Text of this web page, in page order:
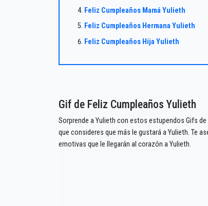
Feliz Cumpleaños Mamá Yulieth
Feliz Cumpleaños Hermana Yulieth
Feliz Cumpleaños Hija Yulieth
Gif de Feliz Cumpleaños Yulieth
Sorprende a Yulieth con estos estupendos Gifs
que consideres que más le gustará a Yulieth. Te
emotivas que le llegarán al corazón a Yulieth.